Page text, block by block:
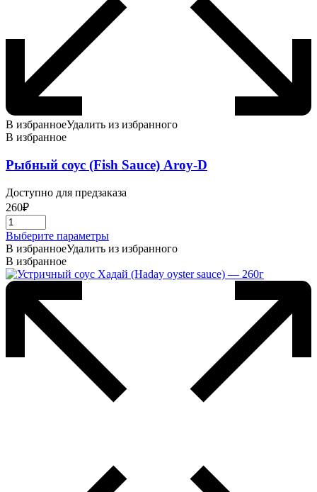
В избранноеУдалить из избранного
В избранное
Рыбный соус (Fish Sauce) Aroy-D
Доступно для предзаказа
260₽
Выберите параметрыЭтот
товар
несколько
В избранноеУдалить из избранного
В избранное